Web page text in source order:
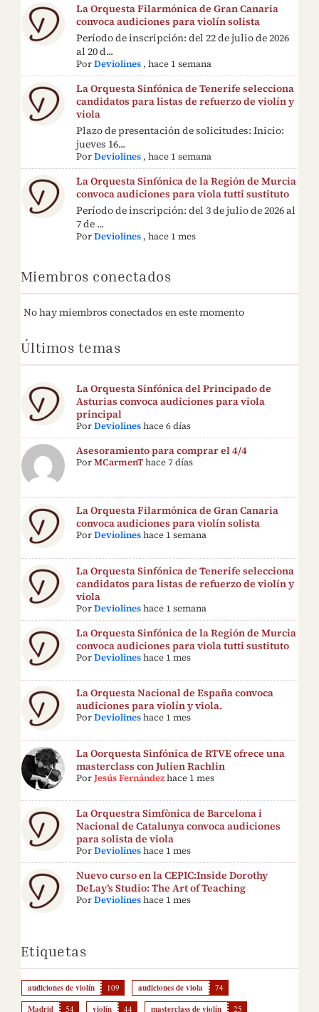
La Orquesta Filarmónica de Gran Canaria
convoca audiciones para violín solista
Período de inscripción: del 22 de julio de 2026
al 20 d...
PorDeviolines ,hace 1 semana
La Orquesta Sinfónica de Tenerife selecciona
candidatos para listas de refuerzo de violín y
viola
Plazo de presentación de solicitudes: Inicio:
jueves 16...
PorDeviolines ,hace 1 semana
La Orquesta Sinfónica de la Región de Murcia
convoca audiciones para viola tutti sustituto
Período de inscripción: del 3 de julio de 2026 al
7 de ...
PorDeviolines ,hace 1 mes
Miembros conectados
No hay miembros conectados en este momento
Últimos temas
La Orquesta Sinfónica del Principado de
Asturias convoca audiciones para viola
principal
PorDeviolines hace 6 días
Asesoramiento para comprar el 4/4
PorMCarmenThace 7 días
La Orquesta Filarmónica de Gran Canaria
convoca audiciones para violín solista
PorDeviolines hace 1 semana
La Orquesta Sinfónica de Tenerife selecciona
candidatos para listas de refuerzo de violín y
viola
PorDeviolines hace 1 semana
La Orquesta Sinfónica de la Región de Murcia
convoca audiciones para viola tutti sustituto
PorDeviolines hace 1 mes
La Orquesta Nacional de España convoca
audiciones para violín y viola.
PorDeviolines hace 1 mes
La Oorquesta Sinfónica de RTVE ofrece una
masterclass con Julien Rachlin
PorJesús Fernández hace 1 mes
La Orquestra Simfònica de Barcelona i
Nacional de Catalunya convoca audiciones
para solista de viola
PorDeviolines hace 1 mes
Nuevo curso en la CEPIC:Inside Dorothy
DeLay’s Studio: The Art of Teaching
PorDeviolines hace 1 mes
Etiquetas
audiciones de violín 109 audiciones de viola 74
Madrid 54 violín 44 masterclass de violín 25